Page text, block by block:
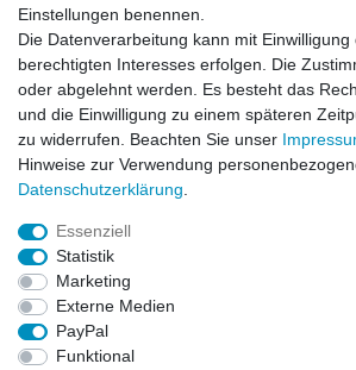
Hiermit bestätige ich, dass ich die
Einwilligung kann ich jederzeit widerrufen.**
Abonnieren
** Hierbei
Einstellungen benennen.
Die Datenverarbeitung kann mit
berechtigten Interesses erfolgen. Die
oder abgelehnt werden. Es besteht das
und die Einwilligung zu einem späteren
zu widerrufen. Beachten Sie unser
Hinweise zur Verwendung
Daten­schutz­erklärung
Essenziell
Statistik
Marketing
Externe Medien
PayPal
Funktional